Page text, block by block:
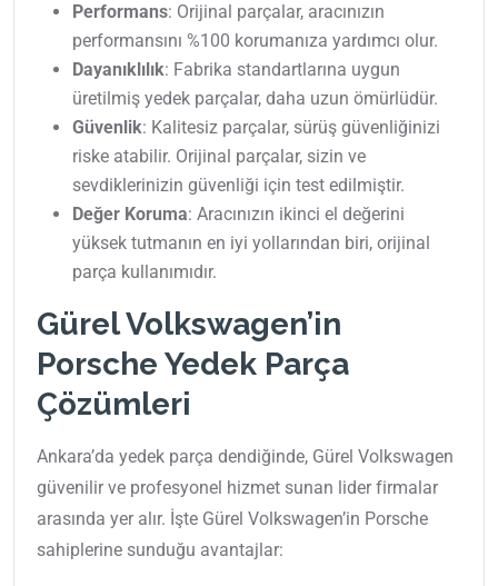
Performans: Orijinal parçalar, aracınızın
performansını %100 korumanıza yardımcı olur.
Dayanıklılık: Fabrika standartlarına uygun
üretilmiş yedek parçalar, daha uzun ömürlüdür.
Güvenlik: Kalitesiz parçalar, sürüş güvenliğinizi
riske atabilir. Orijinal parçalar, sizin ve
sevdiklerinizin güvenliği için test edilmiştir.
Değer Koruma: Aracınızın ikinci el değerini
yüksek tutmanın en iyi yollarından biri, orijinal
parça kullanımıdır.
Gürel Volkswagen’in
Porsche Yedek Parça
Çözümleri
Ankara’da yedek parça dendiğinde, Gürel Volkswagen
güvenilir ve profesyonel hizmet sunan lider firmalar
arasında yer alır. İşte Gürel Volkswagen’in Porsche
sahiplerine sunduğu avantajlar: